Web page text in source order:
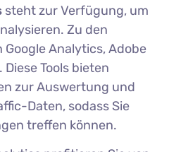
steht zur Verfügung, um
Zu den
Analytics, Adobe
Tools bieten
zur Auswertung und
Daten, sodass Sie
treffen können.